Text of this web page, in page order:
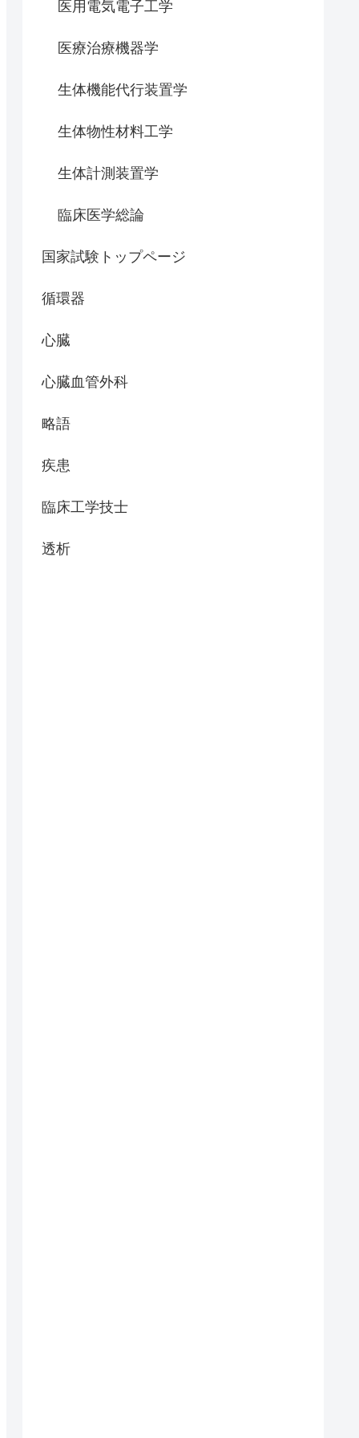
医用電気電子工学
医療治療機器学
生体機能代行装置学
生体物性材料工学
生体計測装置学
臨床医学総論
国家試験トップページ
循環器
心臓
心臓血管外科
略語
疾患
臨床工学技士
透析